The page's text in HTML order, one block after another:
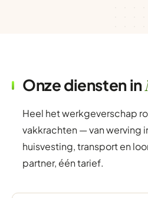
Onze diensten in
Heel het werkgeverschap
vakkrachten — van werving
huisvesting, transport en
partner, één tarief.